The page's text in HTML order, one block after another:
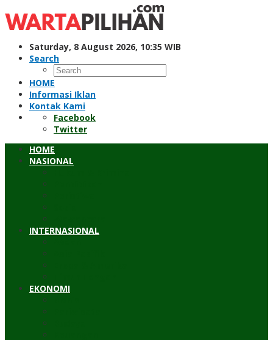
to
content
Saturday, 8 August 2026, 10:35 WIB
Search
HOME
Informasi Iklan
Kontak Kami
Facebook
Twitter
HOME
NASIONAL
INTERNASIONAL
EKONOMI